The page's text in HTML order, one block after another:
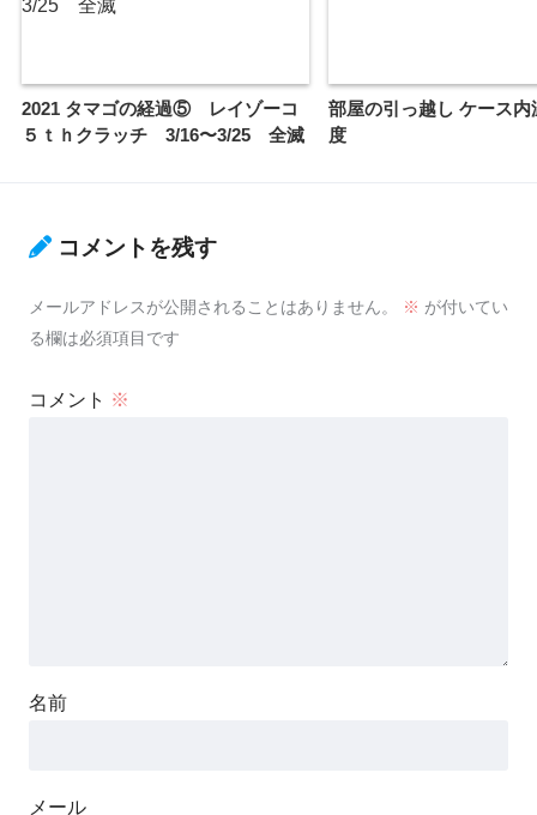
2021 タマゴの経過⑤ レイゾーコ
５ｔｈクラッチ 3/16〜3/25 全滅
部屋の引っ越し ケース内
度
コメントを残す
メールアドレスが公開されることはありません。 ※ が付いてい
る欄は必須項目です
コメント ※
名前
メール